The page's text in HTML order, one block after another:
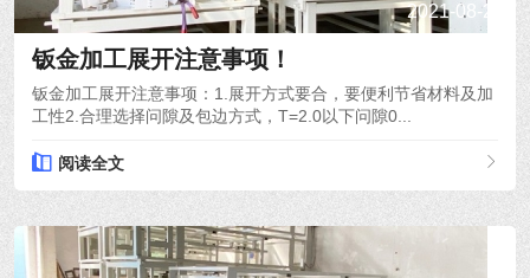
2021-08-26
钣金加工展开注意事项！
钣金加工展开注意事项：1.展开方式要合，要便利节省材料及加
工性2.合理选择问隙及包边方式，T=2.0以下问隙0...
阅读全文